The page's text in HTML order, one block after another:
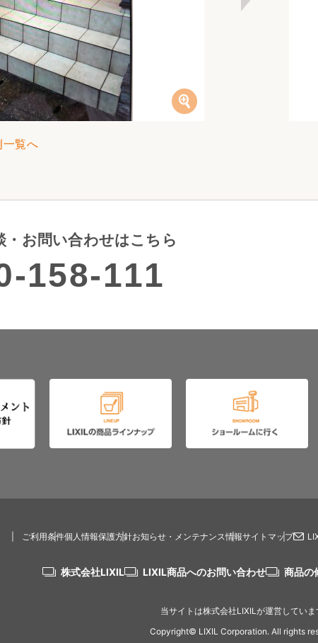
一覧へ
・お問い合わせはこちら
158-111
ご利用条件個人情報保護方針お知らせ・メンテナンス情報サイトマップ
株式会社LIXIL LIXIL商品へのお問い合わせ 商品の
当サイトは株式会社LIXILが運営していま
Copyright© LIXIL Corporation. All rights